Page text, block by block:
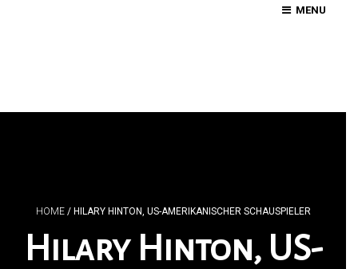
MENU
HOME / HILARY HINTON, US-AMERIKANISCHER SCHAUSPIELER
Hilary Hinton, US-